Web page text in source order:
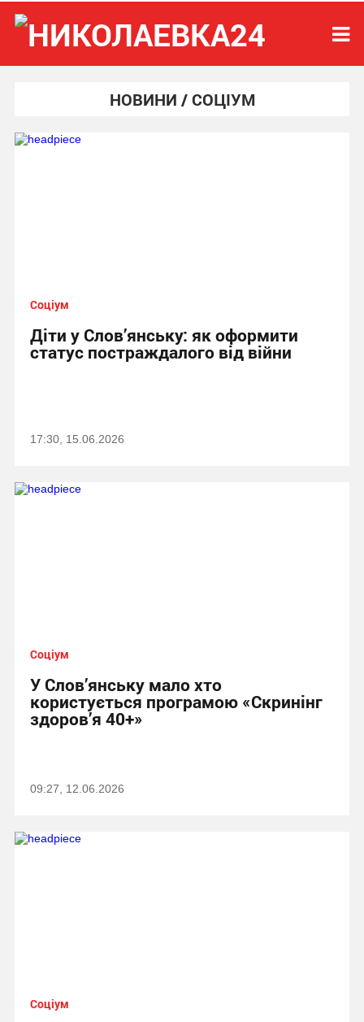
НОВИНИ / СОЦІУМ
Соціум
Діти у Слов’янську: як оформити
статус постраждалого від війни
17:30, 15.06.2026
Соціум
У Слов’янську мало хто
користується програмою «Скринінг
здоров’я 40+»
09:27, 12.06.2026
Соціум